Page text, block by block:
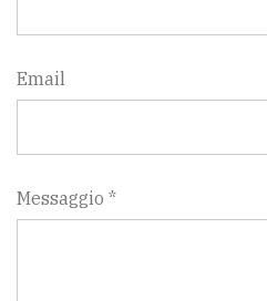
Email
Messaggio *